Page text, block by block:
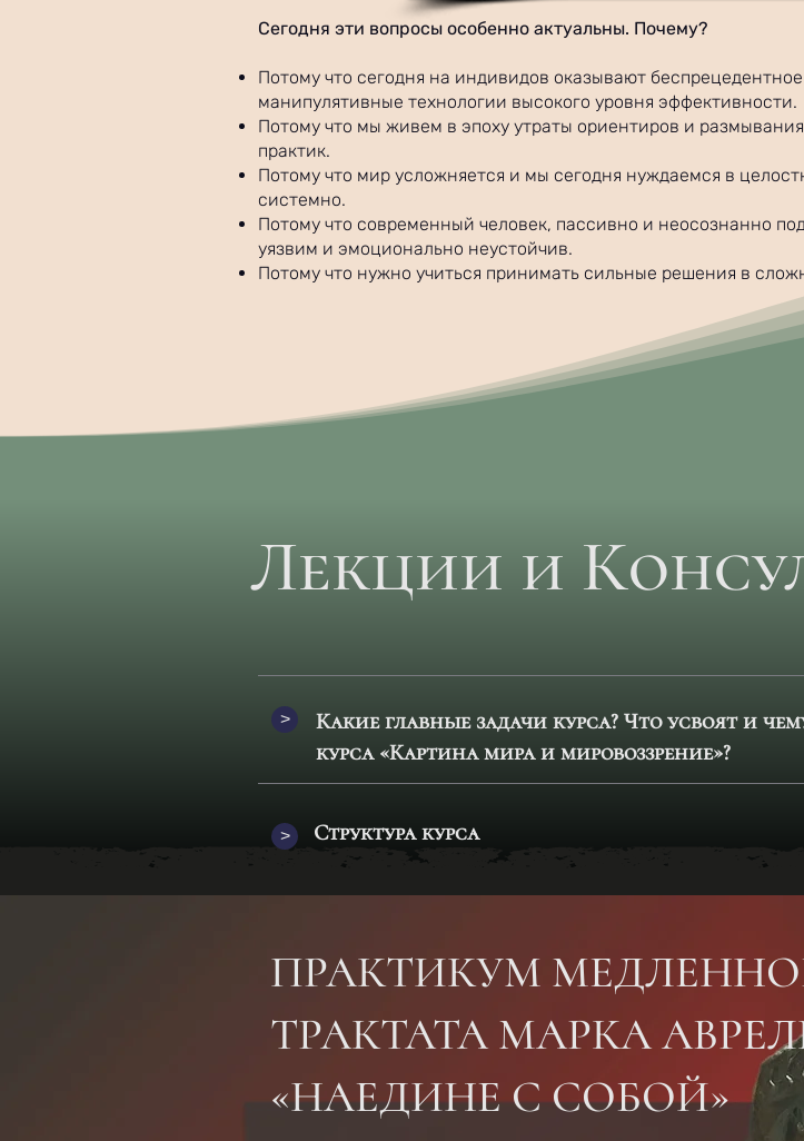
Сегодня эти вопросы особенно актуальны. Почему?
Потому что сегодня на индивидов оказывают
манипулятивные технологии высокого уровня эффективности.
Потому что мы живем в эпоху утраты ориентиров и
практик.
Потому что мир усложняется и мы сегодня нуждаемся в
системно.
Потому что современный человек, пассивно и неосознанно
уязвим и эмоционально неустойчив.
Потому что нужно учиться принимать сильные решения в
Лекции и
>
Какие главные задачи курса? Что усвоят и
курса «Картина мира и мировоззрение»?
> Структура курса
ПРАКТИКУМ
ТРАКТАТА МАРКА
«НАЕДИНЕ С СОБОЙ»